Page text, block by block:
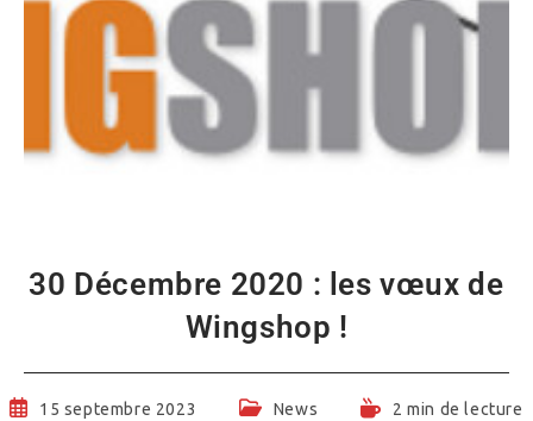
30 Décembre 2020 : les vœux de
Wingshop !
Publication
15 septembre 2023
PostNews
Temps2 min de lecture